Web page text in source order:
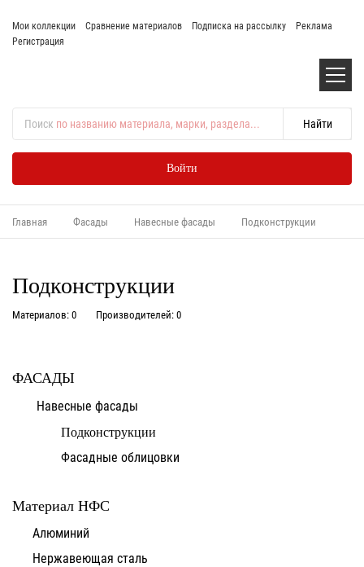
Мои коллекции Сравнение материалов Подписка на рассылку
Реклама
Регистрация
Поиск по названию материала, марки, раздела...
Войти
Главная Фасады Навесные фасады Подконструкции
Подконструкции
Материалов: 0 Производителей: 0
ФАСАДЫ
Навесные фасады
Подконструкции
Фасадные облицовки
Материал НФС
Алюминий
Нержавеющая сталь